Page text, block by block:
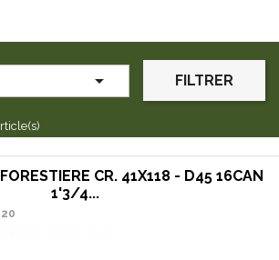
 FILTRER
CR. 41X118 - D45 16CAN
1'3/4...